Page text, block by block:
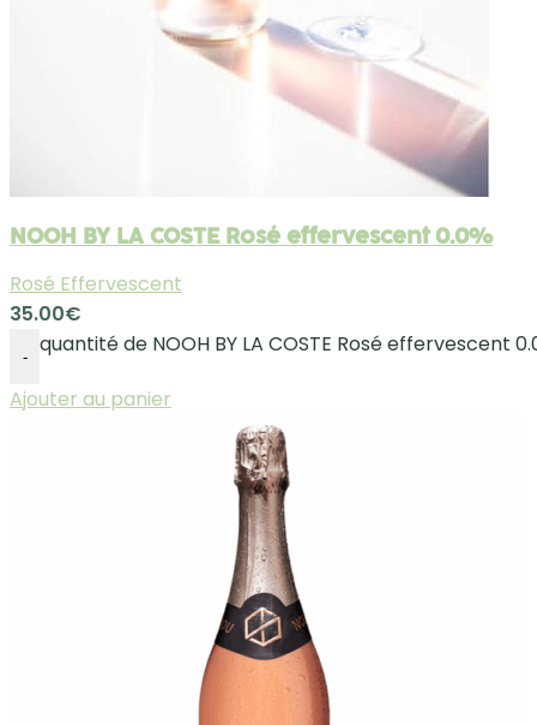
NOOH BY LA COSTE Rosé effervescent 0.0%
Rosé Effervescent
35.00€
-
quantité de NOOH BY LA COSTE Rosé effervescent
Ajouter au panier